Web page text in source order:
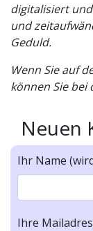
digitalisiert
und
Geduld.
Wenn Sie auf
können Sie bei
Neuen
Ihr Name
Ihre